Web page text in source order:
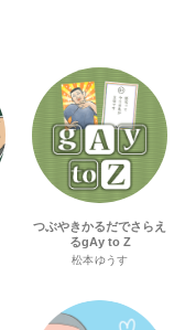
つぶやきかるだでさらえ
るgAy to Z
松本ゆうす